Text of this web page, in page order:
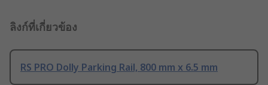
ลิงก์ที่เกี่ยวข้อง
RS PRO Dolly Parking Rail, 800 mm x 6.5 mm